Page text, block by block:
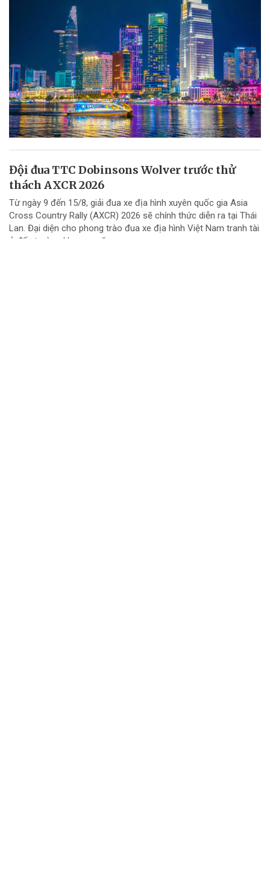
Đội đua TTC Dobinsons Wolver trước thử
thách AXCR 2026
Từ ngày 9 đến 15/8, giải đua xe địa hình xuyên quốc gia Asia
Cross Country Rally (AXCR) 2026 sẽ chính thức diễn ra tại Thái
Lan. Đại diện cho phong trào đua xe địa hình Việt Nam tranh tài
ở đấu trường khu vực năm...